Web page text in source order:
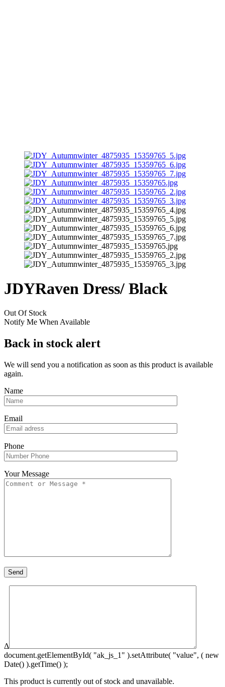
JDYRaven Dress/ Black
Out Of Stock
Notify Me When Available
Back in stock alert
We will send you a notification as soon as this product is available
again.
Name
Email
Phone
Your Message
Δ
document.getElementById( "ak_js_1" ).setAttribute( "value", ( new
Date() ).getTime() );
This product is currently out of stock and unavailable.